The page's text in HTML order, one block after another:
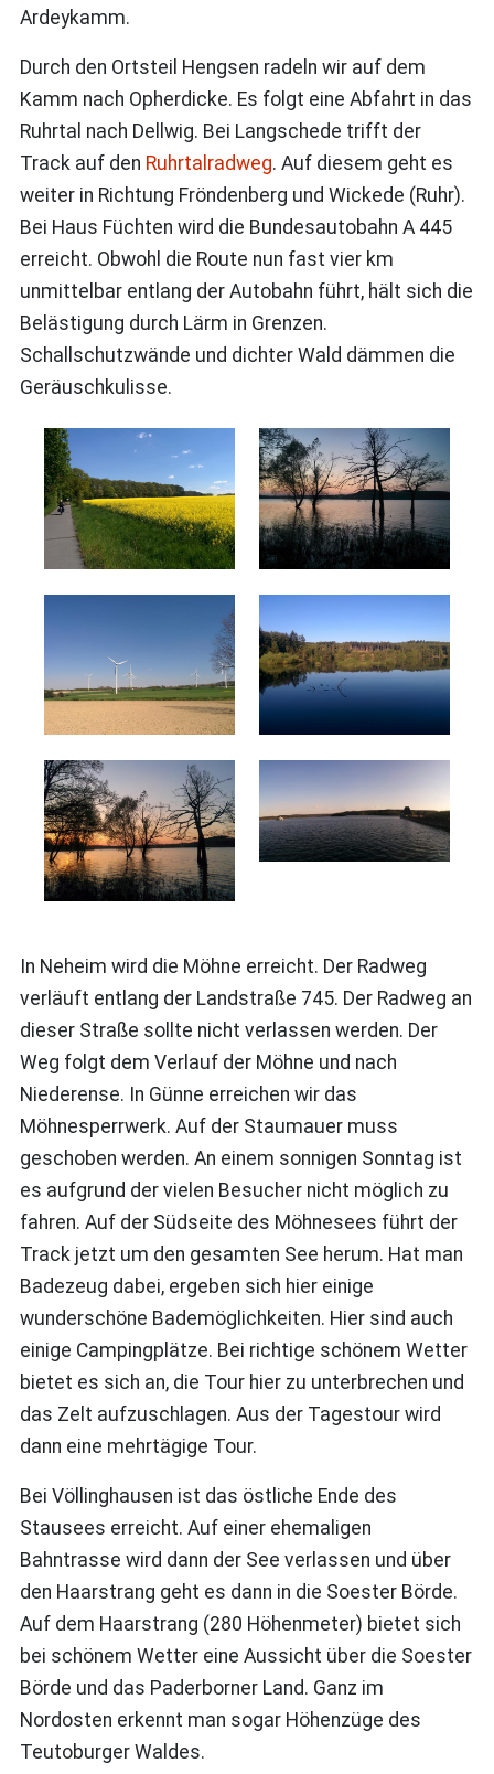
Ardeykamm.
Durch den Ortsteil Hengsen radeln wir auf dem
Kamm nach Opherdicke. Es folgt eine Abfahrt in das
Ruhrtal nach Dellwig. Bei Langschede trifft der
Track auf den Ruhrtalradweg. Auf diesem geht es
weiter in Richtung Fröndenberg und Wickede (Ruhr).
Bei Haus Füchten wird die Bundesautobahn A 445
erreicht. Obwohl die Route nun fast vier km
unmittelbar entlang der Autobahn führt, hält sich die
Belästigung durch Lärm in Grenzen.
Schallschutzwände und dichter Wald dämmen die
Geräuschkulisse.
In Neheim wird die Möhne erreicht. Der Radweg
verläuft entlang der Landstraße 745. Der Radweg an
dieser Straße sollte nicht verlassen werden. Der
Weg folgt dem Verlauf der Möhne und nach
Niederense. In Günne erreichen wir das
Möhnesperrwerk. Auf der Staumauer muss
geschoben werden. An einem sonnigen Sonntag ist
es aufgrund der vielen Besucher nicht möglich zu
fahren. Auf der Südseite des Möhnesees führt der
Track jetzt um den gesamten See herum. Hat man
Badezeug dabei, ergeben sich hier einige
wunderschöne Bademöglichkeiten. Hier sind auch
einige Campingplätze. Bei richtige schönem Wetter
bietet es sich an, die Tour hier zu unterbrechen und
das Zelt aufzuschlagen. Aus der Tagestour wird
dann eine mehrtägige Tour.
Bei Völlinghausen ist das östliche Ende des
Stausees erreicht. Auf einer ehemaligen
Bahntrasse wird dann der See verlassen und über
den Haarstrang geht es dann in die Soester Börde.
Auf dem Haarstrang (280 Höhenmeter) bietet sich
bei schönem Wetter eine Aussicht über die Soester
Börde und das Paderborner Land. Ganz im
Nordosten erkennt man sogar Höhenzüge des
Teutoburger Waldes.